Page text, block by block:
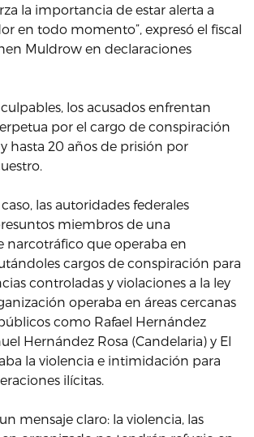
la importancia de estar alerta a
en todo momento”, expresó el fiscal
Muldrow en declaraciones
los acusados enfrentan
por el cargo de conspiración
hasta 20 años de prisión por
las autoridades federales
miembros de una
narcotráfico que operaba en
cargos de conspiración para
controladas y violaciones a la ley
operaba en áreas cercanas
como Rafael Hernández
Hernández Rosa (Candelaria) y El
la violencia e intimidación para
ilícitas.
mensaje claro: la violencia, las